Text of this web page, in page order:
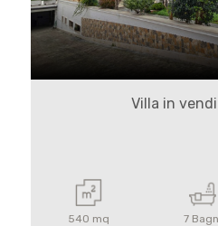
Villa in
540 mq 7
minime
Qualsiasi